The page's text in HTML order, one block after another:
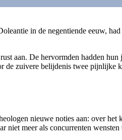
in de negentiende eeuw,
aan. De hervormden hadden hun
zuivere belijdenis twee pijnlijke
nieuwe noties aan: over
niet meer als concurrenten wensten